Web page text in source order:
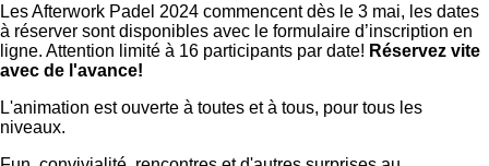
Les Afterwork Padel 2024 commencent dès le 3 mai, les dates
à réserver sont disponibles avec le formulaire d’inscription en
ligne. Attention limité à 16 participants par date! Réservez vite
avec de l'avance!
L'animation est ouverte à toutes et à tous, pour tous les
niveaux.